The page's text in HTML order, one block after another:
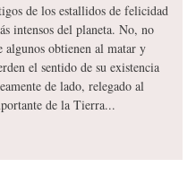
de los estallidos de felicidad
intensos del planeta. No, no
obtienen al matar y
el sentido de su existencia
de lado, relegado al
de la Tierra...